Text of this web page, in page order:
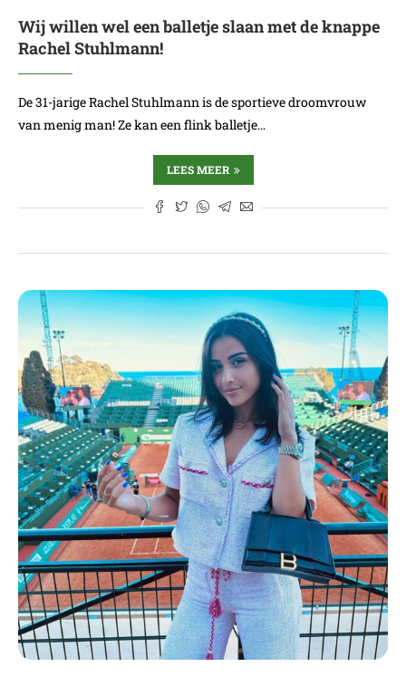
Wij willen wel een balletje slaan met de knappe
Rachel Stuhlmann!
De 31-jarige Rachel Stuhlmann is de sportieve droomvrouw
van menig man! Ze kan een flink balletje…
LEES MEER